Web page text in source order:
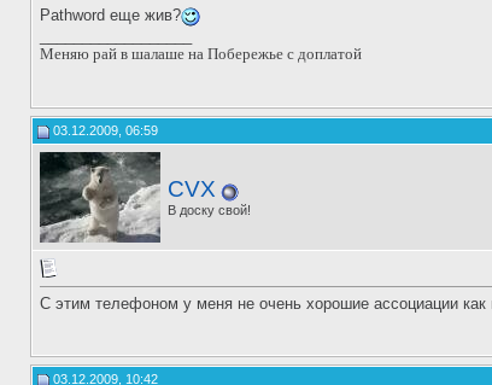
Pathword еще жив?
Меняю рай в шалаше на Побережье с доплатой
03.12.2009, 06:59
CVX
В доску свой!
С этим телефоном у меня не очень хорошие ассоциации
03.12.2009, 10:42